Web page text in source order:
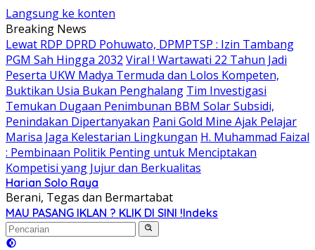
Langsung ke konten
Breaking News
Lewat RDP DPRD Pohuwato, DPMPTSP : Izin Tambang
PGM Sah Hingga 2032 Viral ! Wartawati 22 Tahun Jadi
Peserta UKW Madya Termuda dan Lolos Kompeten,
Buktikan Usia Bukan Penghalang Tim Investigasi
Temukan Dugaan Penimbunan BBM Solar Subsidi,
Penindakan Dipertanyakan Pani Gold Mine Ajak Pelajar
Marisa Jaga Kelestarian Lingkungan H. Muhammad Faizal
: Pembinaan Politik Penting untuk Menciptakan
Kompetisi yang Jujur dan Berkualitas
Harian Solo Raya
Berani, Tegas dan Bermartabat
MAU PASANG IKLAN ? KLIK DI SINI !Indeks